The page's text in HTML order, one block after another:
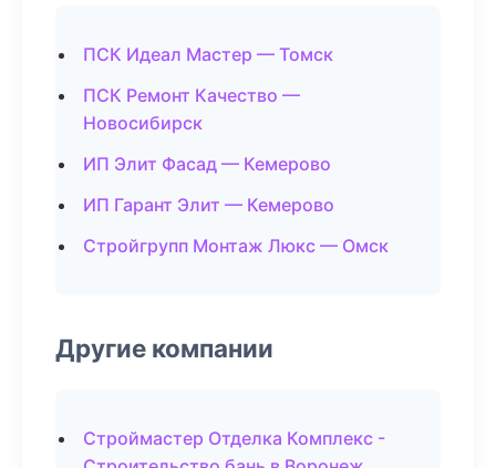
ПСК Идеал Мастер — Томск
ПСК Ремонт Качество —
Новосибирск
ИП Элит Фасад — Кемерово
ИП Гарант Элит — Кемерово
Стройгрупп Монтаж Люкс — Омск
Другие компании
Строймастер Отделка Комплекс -